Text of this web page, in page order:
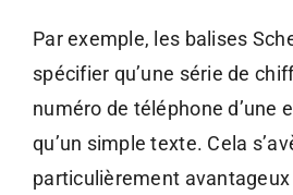
Par exemple, les balises
spécifier qu’une série de
numéro de téléphone d’une
qu’un simple texte. Cela
particulièrement